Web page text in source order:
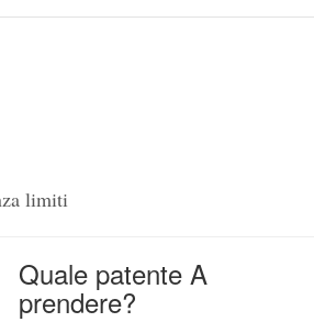
limiti
Quale patente A
prendere?